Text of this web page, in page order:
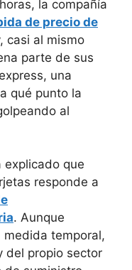
la compañía
de precio de
casi al mismo
parte de sus
una
qué punto la
al
explicado que
responde a
. Aunque
temporal,
del propio sector